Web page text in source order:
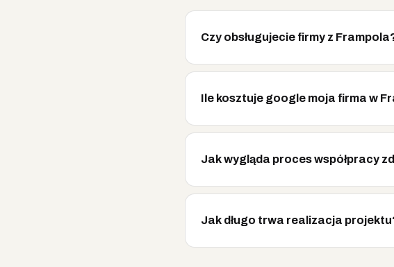
Czy obsługujecie firmy z
Ile kosztuje google moja firma w
Jak wygląda proces współpracy
Jak długo trwa realizacja